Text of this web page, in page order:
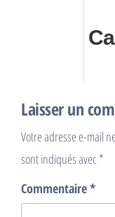
Laisser un
Votre adresse e-mail
sont indiqués avec *
Commentaire*